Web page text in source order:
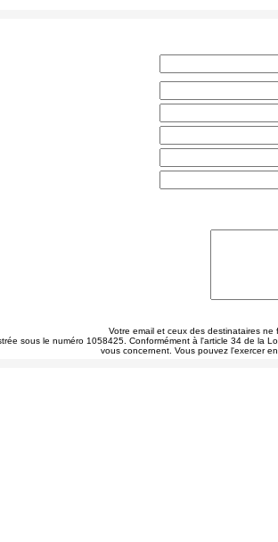
Votre email et ceux des destinataires
sous le numéro 1058425. Conformément à l'article 34 de
vous concernent. Vous pouvez l'exercer